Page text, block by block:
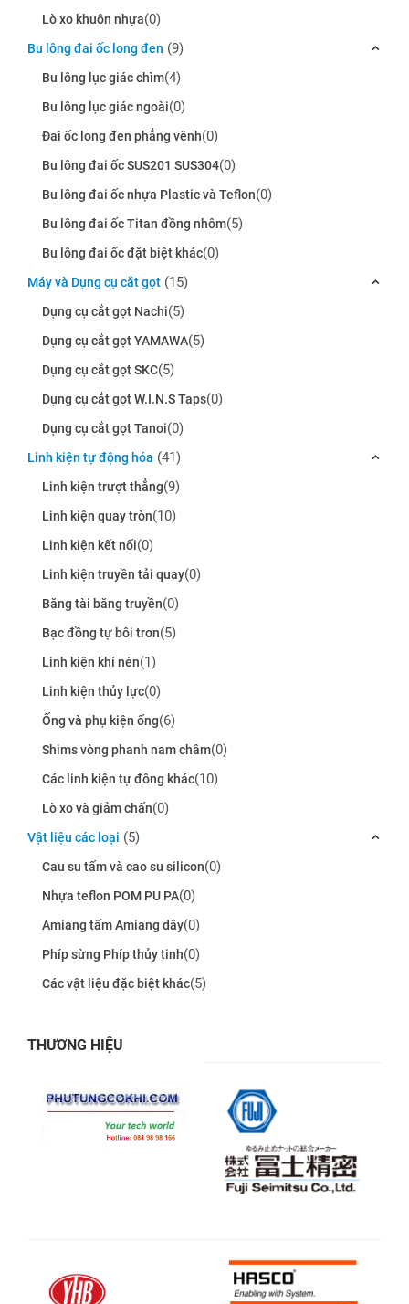
Lò xo khuôn nhựa(0)
Bu lông đai ốc long đen (9)
Bu lông lục giác chìm(4)
Bu lông lục giác ngoài(0)
Đai ốc long đen phẳng vênh(0)
Bu lông đai ốc SUS201 SUS304(0)
Bu lông đai ốc nhựa Plastic và Teflon(0)
Bu lông đai ốc Titan đồng nhôm(5)
Bu lông đai ốc đặt biệt khác(0)
Máy và Dụng cụ cắt gọt (15)
Dụng cụ cắt gọt Nachi(5)
Dụng cụ cắt gọt YAMAWA(5)
Dụng cụ cắt gọt SKC(5)
Dụng cụ cắt gọt W.I.N.S Taps(0)
Dụng cụ cắt gọt Tanoi(0)
Linh kiện tự động hóa (41)
Linh kiện trượt thẳng(9)
Linh kiện quay tròn(10)
Linh kiện kết nối(0)
Linh kiện truyền tải quay(0)
Băng tài băng truyền(0)
Bạc đồng tự bôi trơn(5)
Linh kiện khí nén(1)
Linh kiện thủy lực(0)
Ống và phụ kiện ống(6)
Shims vòng phanh nam châm(0)
Các linh kiện tự đông khác(10)
Lò xo và giảm chấn(0)
Vật liệu các loại (5)
Cau su tấm và cao su silicon(0)
Nhựa teflon POM PU PA(0)
Amiang tấm Amiang dây(0)
Phíp sừng Phíp thủy tinh(0)
Các vật liệu đặc biệt khác(5)
THƯƠNG HIỆU